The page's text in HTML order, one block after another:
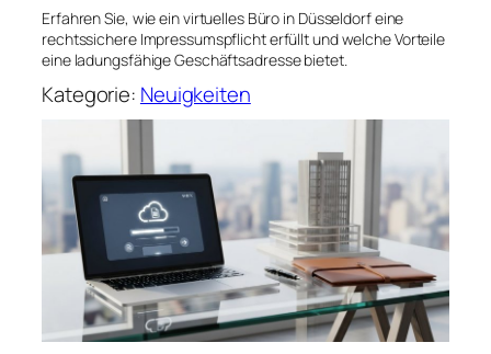
Erfahren Sie, wie ein virtuelles Büro in Düsseldorf eine
rechtssichere Impressumspflicht erfüllt und welche Vorteile
eine ladungsfähige Geschäftsadresse bietet.
Kategorie: Neuigkeiten